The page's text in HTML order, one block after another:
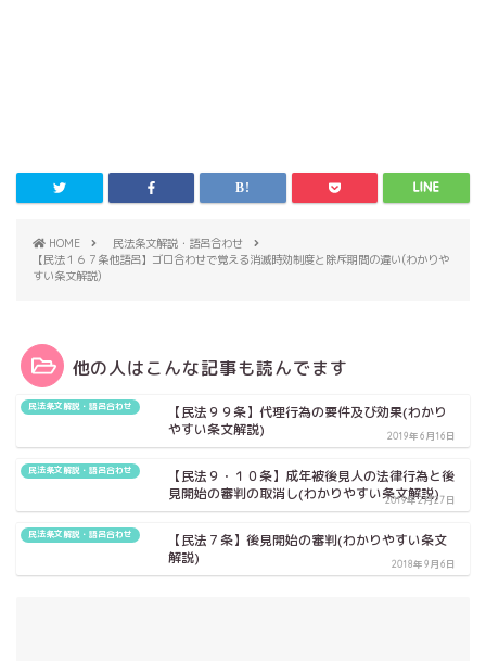
HOME
民法条文解説・語呂合わせ
【民法１６７条他語呂】ゴロ合わせで覚える消滅時効制度と除斥期間の違い(わかりや
すい条文解説)
他の人はこんな記事も読んでます
民法条文解説・語呂合わせ
【民法９９条】代理行為の要件及び効果(わかり
やすい条文解説)
2019年6月16日
民法条文解説・語呂合わせ
【民法９・１０条】成年被後見人の法律行為と後
見開始の審判の取消し(わかりやすい条文解説)
2019年2月27日
民法条文解説・語呂合わせ
【民法７条】後見開始の審判(わかりやすい条文
解説)
2018年9月6日